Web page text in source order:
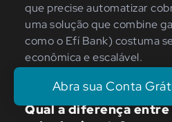
que precise automatizar
uma solução que combine
como o Efí Bank) costuma
econômica e escalável.
Qual a diferença
Abra sua Conta